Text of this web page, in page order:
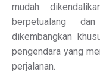
mudah
berpetualang
dikembangkan
pengendara yang
perjalanan.